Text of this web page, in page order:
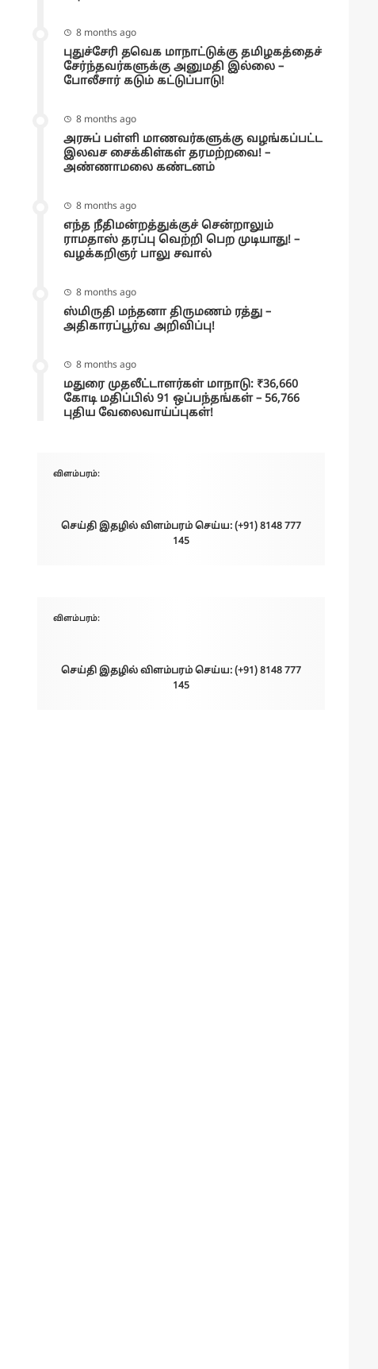
8 months ago
புதுச்சேரி தவெக மாநாட்டுக்கு தமிழகத்தைச்
சேர்ந்தவர்களுக்கு அனுமதி இல்லை –
போலீசார் கடும் கட்டுப்பாடு!
8 months ago
அரசுப் பள்ளி மாணவர்களுக்கு வழங்கப்பட்ட
இலவச சைக்கிள்கள் தரமற்றவை! –
அண்ணாமலை கண்டனம்
8 months ago
எந்த நீதிமன்றத்துக்குச் சென்றாலும்
ராமதாஸ் தரப்பு வெற்றி பெற முடியாது! –
வழக்கறிஞர் பாலு சவால்
8 months ago
ஸ்மிருதி மந்தனா திருமணம் ரத்து –
அதிகாரப்பூர்வ அறிவிப்பு!
8 months ago
மதுரை முதலீட்டாளர்கள் மாநாடு: ₹36,660
கோடி மதிப்பில் 91 ஒப்பந்தங்கள் – 56,766
புதிய வேலைவாய்ப்புகள்!
விளம்பரம்:
செய்தி இதழில் விளம்பரம் செய்ய: (+91) 8148 777
145
விளம்பரம்:
செய்தி இதழில் விளம்பரம் செய்ய: (+91) 8148 777
145